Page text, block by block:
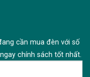
cần mua đèn với số
chính sách tốt nhất.